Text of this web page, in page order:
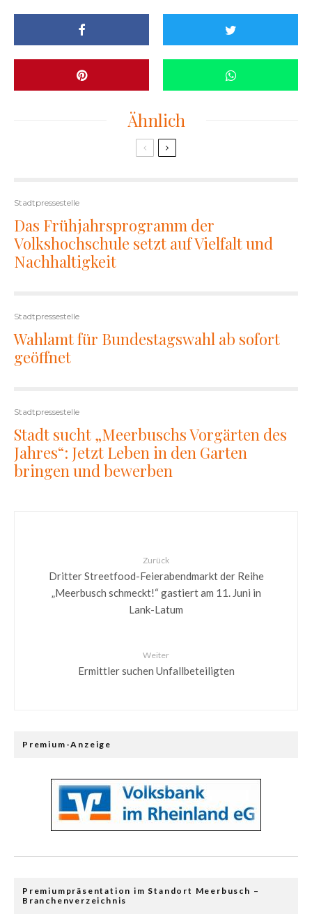
Ähnlich
Stadtpressestelle
Das Frühjahrsprogramm der
Volkshochschule setzt auf Vielfalt und
Nachhaltigkeit
Stadtpressestelle
Wahlamt für Bundestagswahl ab sofort
geöffnet
Stadtpressestelle
Stadt sucht „Meerbuschs Vorgärten des
Jahres“: Jetzt Leben in den Garten
bringen und bewerben
Zurück
Dritter Streetfood-Feierabendmarkt der Reihe
„Meerbusch schmeckt!“ gastiert am 11. Juni in
Lank-Latum
Weiter
Ermittler suchen Unfallbeteiligten
Premium-Anzeige
Premiumpräsentation im Standort Meerbusch –
Branchenverzeichnis